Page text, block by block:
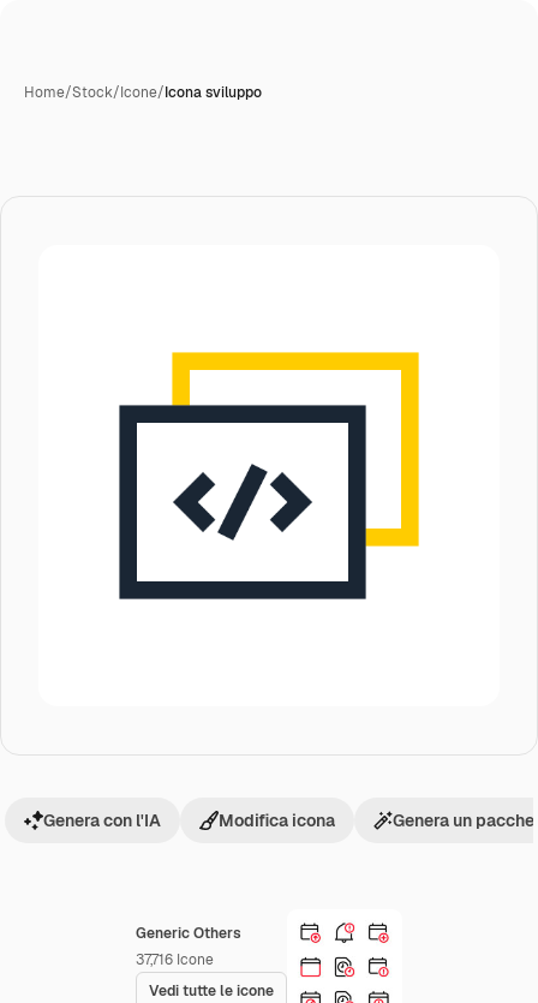
Home/Stock/Icone/Icona sviluppo
Generic Others
37,716 Icone
Vedi tutte le icone
Genera con l'IA Modifica icona Genera un